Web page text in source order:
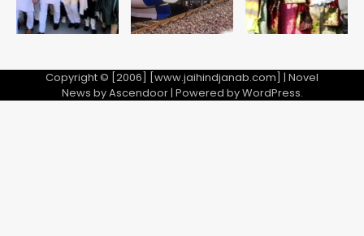
Copyright © [2006] [www.jaihindjanab.com] | Novel
News byAscendoor| Powered byWordPress.